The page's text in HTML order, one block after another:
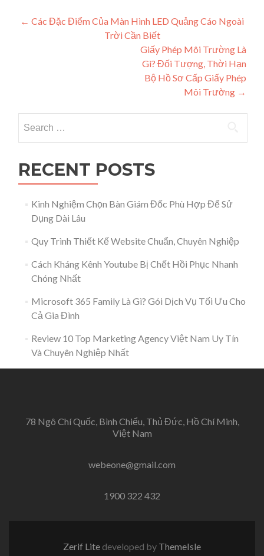
Post navigation
← Các Đặc Điểm Của Màn Hình LED Quảng Cáo Ngoài
Trời Cần Biết
Giấy Phép Môi Trường Là
Gì? Đối Tượng, Thời Hạn
Bộ Hồ Sơ Cấp Giấy Phép
Môi Trường →
RECENT POSTS
Kinh Nghiệm Chọn Bàn Giám Đốc Phù Hợp Để Sử
Dụng Dài Lâu
Quy Trình Thiết Kế Website Chuẩn, Chuyên Nghiệp
Cách Kháng Kênh Youtube Bị Chết Hồi Phục Nhanh
Chóng Nhất
Microsoft 365 Family Là Gì? Gói Dịch Vụ Tối Ưu Cho
Cả Gia Đình
Review 10 Top Marketing Agency Việt Nam Uy Tín
Và Chuyên Nghiệp Nhất
78 Ngô Chí Quốc, Bình Chiểu, Thủ Đức, Hồ Chí Minh,
Việt Nam
webeone@gmail.com
1900 322 432
Zerif Lite developed by ThemeIsle